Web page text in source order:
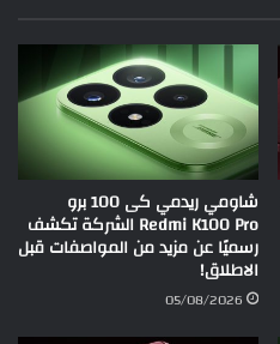
شاومي ريدمي كى 100 برو
Redmi K100 Pro الشركة تكشف
رسميًا عن مزيد من المواصفات قبل
الاطلاق!
05/08/2026